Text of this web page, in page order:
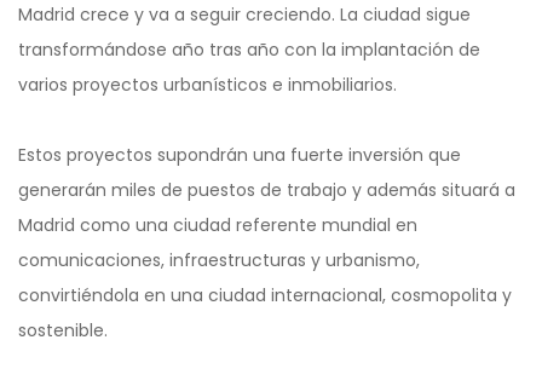
Madrid crece y va a seguir creciendo. La ciudad sigue
transformándose año tras año con la implantación de
varios proyectos urbanísticos e inmobiliarios.
Estos proyectos supondrán una fuerte inversión que
generarán miles de puestos de trabajo y además situará a
Madrid como una ciudad referente mundial en
comunicaciones, infraestructuras y urbanismo,
convirtiéndola en una ciudad internacional, cosmopolita y
sostenible.